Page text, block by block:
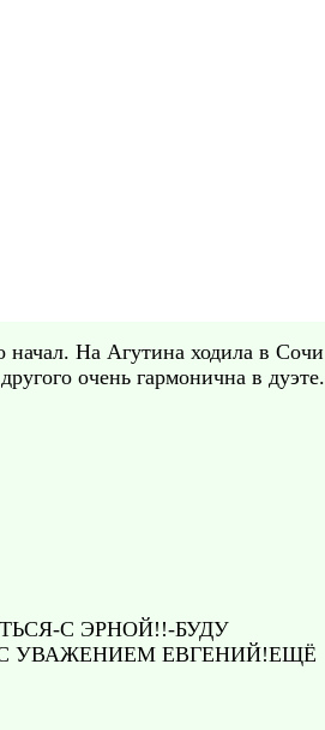
начал. На Агутина ходила в Сочи
очень гармонична в дуэте.
С ЭРНОЙ!!-БУДУ
УВАЖЕНИЕМ ЕВГЕНИЙ!ЕЩЁ